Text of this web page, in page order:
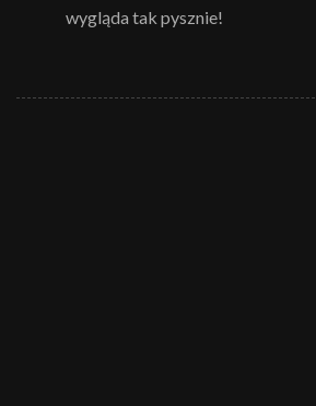
wygląda tak pysznie!